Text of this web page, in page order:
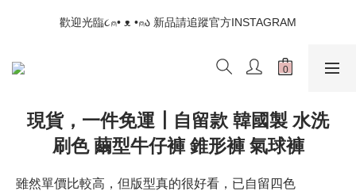
📣如果遇到結帳沒有反應，請另開瀏覽器 (不要直接從ig連結網站
下單)
歡迎光臨૮⍝• ᴥ •⍝ა 新品請追蹤官方INSTAGRAM
📣如果遇到結帳沒有反應，請另開瀏覽器 (不要直接從ig連結網站
現貨，一件免運┃自留款 韓國製 水洗
刷色 繭型牛仔褲 錐形褲 氣球褲
雖然單價比較高，但版型真的很好看，已自留四色